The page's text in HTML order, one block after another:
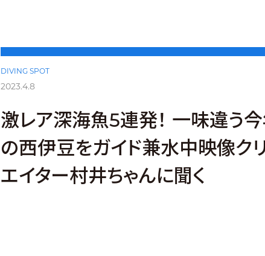
DIVING SPOT
2023.4.8
激レア深海魚5連発！ 一味違う
の西伊豆をガイド兼水中映像ク
エイター村井ちゃんに聞く